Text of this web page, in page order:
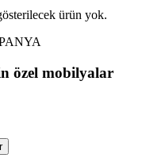
ürün yok.
özel mobilyalar